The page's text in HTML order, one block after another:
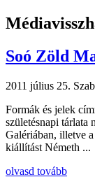
Soó Zöld
2011 július 25.
Formák és jelek
születésnapi tárlata
Galériában, illetve
kiállítást Németh ...
olvasd tovább